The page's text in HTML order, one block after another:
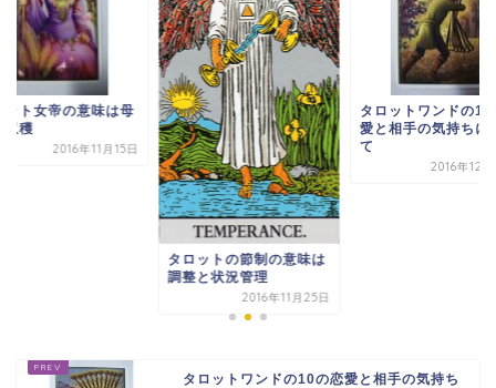
タロットワンドの10の恋
愛と相手の気持ちについ
て
2016年12月22日
タロット女帝の意味
性と収穫
タロットワンドの10の恋愛と相手の気持ち